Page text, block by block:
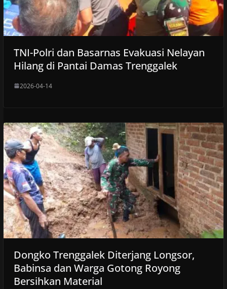
TNI-Polri dan Basarnas Evakuasi Nelayan
Hilang di Pantai Damas Trenggalek
2026-04-14
Dongko Trenggalek Diterjang Longsor,
Babinsa dan Warga Gotong Royong
Bersihkan Material